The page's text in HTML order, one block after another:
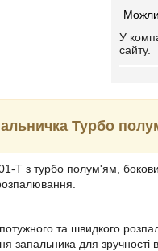
У
сайту.
Турбо
Т з турбо полум'ям,
та швидкого
запальника для зручності